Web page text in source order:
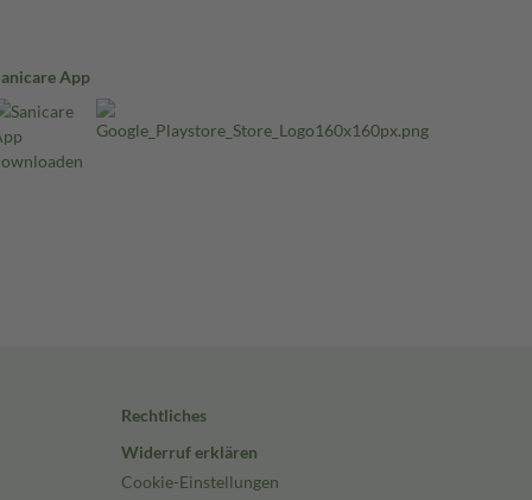
App
Rechtliches
Widerruf erklären
Cookie-Einstellungen